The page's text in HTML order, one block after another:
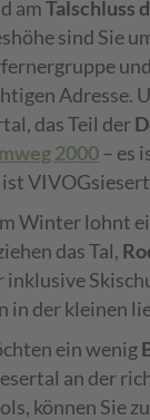
amTalschluss
sind Sie
Adresse.
das Teil der
2000– es
Winter lohnt
das Tal,
inklusive
in der kleinen
ein wenig
an der
können Sie